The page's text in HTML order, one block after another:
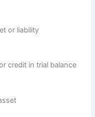
or liability
credit in trial balance